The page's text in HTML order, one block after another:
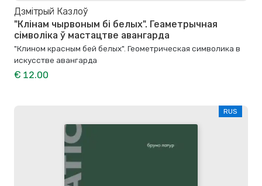
Дзмітрый Казлоў
"Клінам чырвоным бі белых". Геаметрычная
сімволіка ў мастацтве авангарда
"Клином красным бей белых". Геометрическая символика в
искусстве авангарда
€ 12.00
RUS